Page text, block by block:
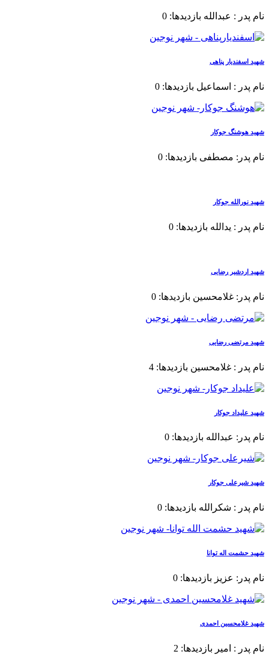
نام پدر : عبدالله بازدیدها: 0
شهید اسفندیار پناهی
نام پدر : اسماعیل بازدیدها: 0
شهید هوشنگ جوکار
نام پدر: مصطفی بازدیدها: 0
شهید نورالله جوکار
نام پدر : یدالله بازدیدها: 0
شهید اردشیر رضایی
نام پدر: غلامحسین بازدیدها: 0
شهید مرتضی رضایی
نام پدر : غلامحسین بازدیدها: 4
شهید علیداد جوکار
نام پدر: عبدالله بازدیدها: 0
شهید شیرعلی جوکار
نام پدر : شکرالله بازدیدها: 0
شهید حشمت اله توانا
نام پدر: عزیز بازدیدها: 0
شهید غلامحسین احمدی
نام پدر : امیر بازدیدها: 2